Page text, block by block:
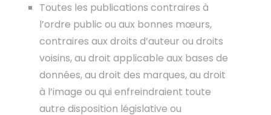
Toutes les publications contraires à
l’ordre public ou aux bonnes mœurs,
contraires aux droits d’auteur ou droits
voisins, au droit applicable aux bases de
données, au droit des marques, au droit
à l’image ou qui enfreindraient toute
autre disposition législative ou